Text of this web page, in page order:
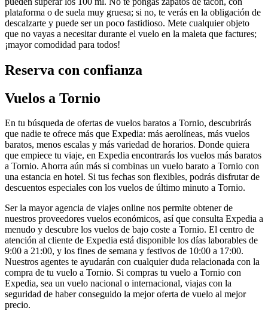
plataforma o de suela muy gruesa; si no, te verás en la obligación de
descalzarte y puede ser un poco fastidioso. Mete cualquier objeto
que no vayas a necesitar durante el vuelo en la maleta que factures;
¡mayor comodidad para todos!
Reserva con confianza
Vuelos a Tornio
En tu búsqueda de ofertas de vuelos baratos a Tornio, descubrirás
que nadie te ofrece más que Expedia: más aerolíneas, más vuelos
baratos, menos escalas y más variedad de horarios. Donde quiera
que empiece tu viaje, en Expedia encontrarás los vuelos más baratos
a Tornio. Ahorra aún más si combinas un vuelo barato a Tornio con
una estancia en hotel. Si tus fechas son flexibles, podrás disfrutar de
descuentos especiales con los vuelos de último minuto a Tornio.
Ser la mayor agencia de viajes online nos permite obtener de
nuestros proveedores vuelos económicos, así que consulta Expedia a
menudo y descubre los vuelos de bajo coste a Tornio. El centro de
atención al cliente de Expedia está disponible los días laborables de
9:00 a 21:00, y los fines de semana y festivos de 10:00 a 17:00.
Nuestros agentes te ayudarán con cualquier duda relacionada con la
compra de tu vuelo a Tornio. Si compras tu vuelo a Tornio con
Expedia, sea un vuelo nacional o internacional, viajas con la
seguridad de haber conseguido la mejor oferta de vuelo al mejor
precio.